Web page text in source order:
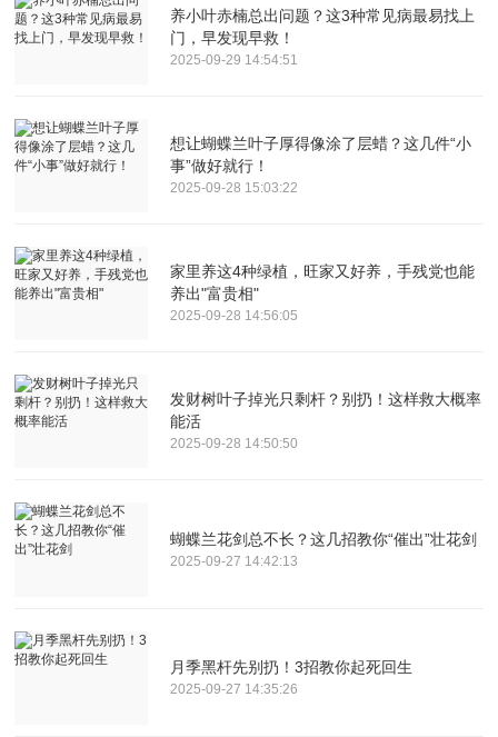
养小叶赤楠总出问题？这3种常见病最易找上
门，早发现早救！
2025-09-29 14:54:51
想让蝴蝶兰叶子厚得像涂了层蜡？这几件“小
事”做好就行！
2025-09-28 15:03:22
家里养这4种绿植，旺家又好养，手残党也能
养出"富贵相"
2025-09-28 14:56:05
发财树叶子掉光只剩杆？别扔！这样救大概率
能活
2025-09-28 14:50:50
蝴蝶兰花剑总不长？这几招教你“催出”壮花剑
2025-09-27 14:42:13
月季黑杆先别扔！3招教你起死回生
2025-09-27 14:35:26